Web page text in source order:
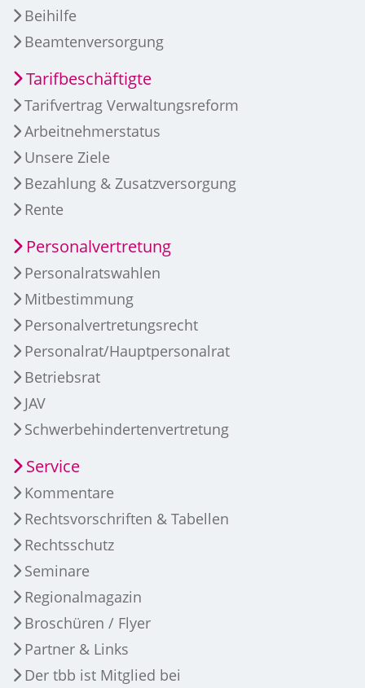
Beihilfe
Beamtenversorgung
Tarifbeschäftigte
Tarifvertrag Verwaltungsreform
Arbeitnehmerstatus
Unsere Ziele
Bezahlung & Zusatzversorgung
Rente
Personalvertretung
Personalratswahlen
Mitbestimmung
Personalvertretungsrecht
Personalrat/Hauptpersonalrat
Betriebsrat
JAV
Schwerbehindertenvertretung
Service
Kommentare
Rechtsvorschriften & Tabellen
Rechtsschutz
Seminare
Regionalmagazin
Broschüren / Flyer
Partner & Links
Der tbb ist Mitglied bei